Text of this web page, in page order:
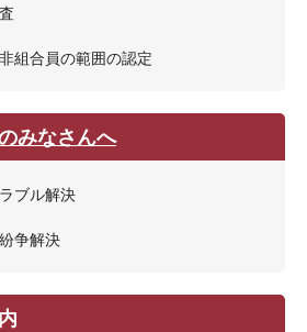
組合員の範囲の認定
みなさんへ
ブル解決
争解決